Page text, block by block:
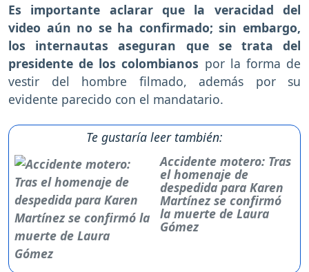
Es importante aclarar que la veracidad del
video aún no se ha confirmado; sin embargo,
los internautas aseguran que se trata del
presidente de los colombianos por la forma de
vestir del hombre filmado, además por su
evidente parecido con el mandatario.
Te gustaría leer también:
Accidente motero: Tras
el homenaje de
despedida para Karen
Martínez se confirmó
la muerte de Laura
Gómez